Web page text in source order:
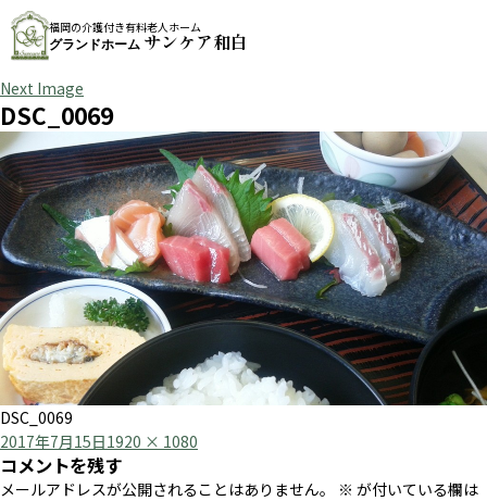
福岡の介護付き有料老人ホーム
グランドホーム サンケア和白
Next Image
DSC_0069
DSC_0069
Posted
on
2017年7月15日Full
size
1920 × 1080
コメントを残す
メールアドレスが公開されることはありません。 ※ が付いている欄は